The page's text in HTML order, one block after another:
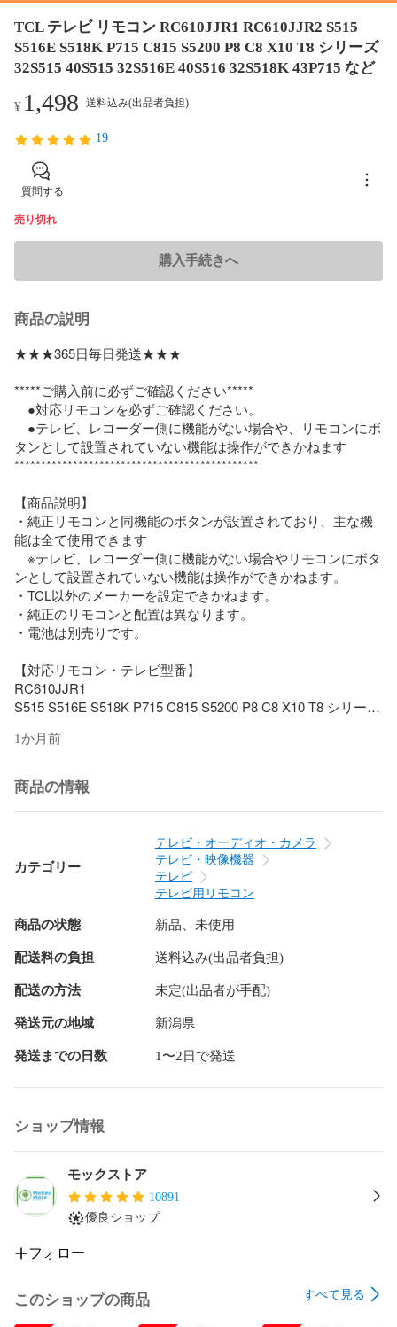
TCL テレビ リモコン RC610JJR1 RC610JJR2 S515
S516E S518K P715 C815 S5200 P8 C8 X10 T8 シリーズ
32S515 40S515 32S516E 40S516 32S518K 43P715 など
¥ 1,498 送料込み(出品者負担)
19
質問する
売り切れ
購入手続きへ
商品の説明
★★★365日毎日発送★★★
*****ご購入前に必ずご確認ください*****
●対応リモコンを必ずご確認ください。
●テレビ、レコーダー側に機能がない場合や、リモコンにボ
タンとして設置されていない機能は操作ができかねます
**********************************************
【商品説明】
・純正リモコンと同機能のボタンが設置されており、主な機
能は全て使用できます
※テレビ、レコーダー側に機能がない場合やリモコンにボタ
ンとして設置されていない機能は操作ができかねます。
・TCL以外のメーカーを設定できかねます。
・純正のリモコンと配置は異なります。
・電池は別売りです。
【対応リモコン・テレビ型番】
RC610JJR1
S515 S516E S518K P715 C815 S5200 P8 C8 X10 T8 シリーズ
40S515
32S518K
43P715
50P715
32S5200A
50P8B
55P8S
65P8S
55C8
65X10
1か月前
商品の情報
カテゴリー
テレビ・オーディオ・カメラ
テレビ・映像機器
テレビ
テレビ用リモコン
商品の状態 新品、未使用
配送料の負担 送料込み(出品者負担)
配送の方法 未定(出品者が手配)
発送元の地域 新潟県
発送までの日数 1〜2日で発送
ショップ情報
モックストア
10891
優良ショップ
フォロー
このショップの商品 すべて見る